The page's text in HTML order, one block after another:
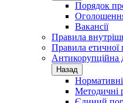
Порядок
Вакансії
Правила
Правила етичної
Антикорупційна
Назад
Методичні